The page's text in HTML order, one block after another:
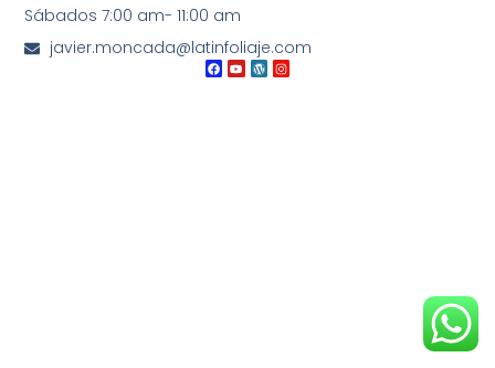
Sábados 7:00 am- 11:00 am
javier.moncada@latinfoliaje.com